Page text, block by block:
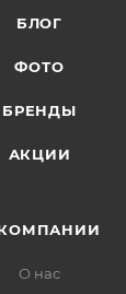
БЛОГ
ФОТО
БРЕНДЫ
АКЦИИ
О нас